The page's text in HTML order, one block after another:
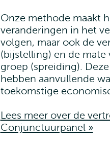
Onze methode maakt
veranderingen in het
volgen, maar ook de
(bijstelling) en de
groep (spreiding).
hebben aanvullende
toekomstige
Lees meer over de
Conjunctuurpanel »